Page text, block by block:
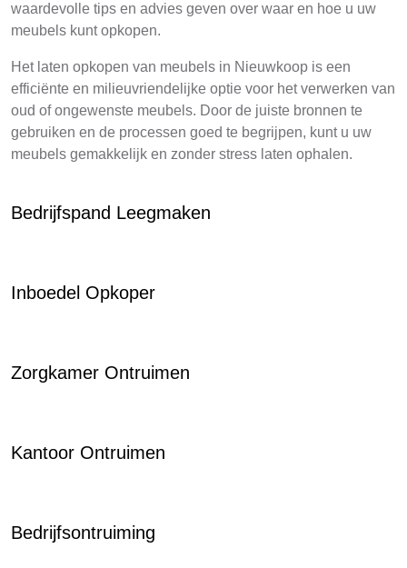
waardevolle tips en advies geven over waar en hoe u uw
meubels kunt opkopen.
Het laten opkopen van meubels in Nieuwkoop is een
efficiënte en milieuvriendelijke optie voor het verwerken van
oud of ongewenste meubels. Door de juiste bronnen te
gebruiken en de processen goed te begrijpen, kunt u uw
meubels gemakkelijk en zonder stress laten ophalen.
Bedrijfspand Leegmaken
Inboedel Opkoper
Zorgkamer Ontruimen
Kantoor Ontruimen
Bedrijfsontruiming